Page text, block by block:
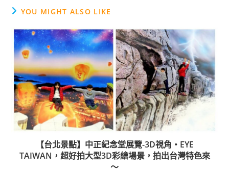
e
b
o
o
k
YOU MIGHT ALSO LIKE
【台北景點】中正紀念堂展覽-3D視角‧EYE
TAIWAN，超好拍大型3D彩繪場景，拍出台灣特色來
～